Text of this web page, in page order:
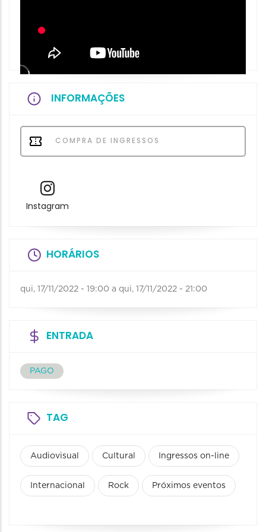
INFORMAÇÕES
COMPRA DE INGRESSOS
Instagram
HORÁRIOS
qui, 17/11/2022 - 19:00 a qui, 17/11/2022 - 21:00
ENTRADA
PAGO
TAG
Audiovisual Cultural Ingressos on-line
Internacional Rock Próximos eventos